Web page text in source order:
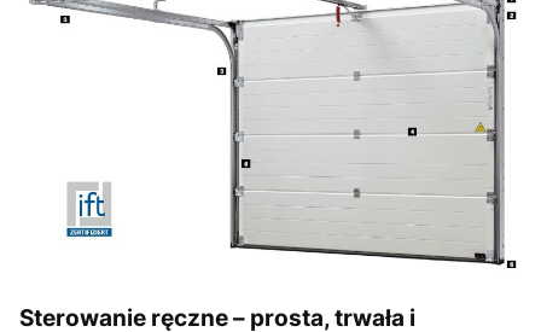
Sterowanie ręczne – prosta, trwała i